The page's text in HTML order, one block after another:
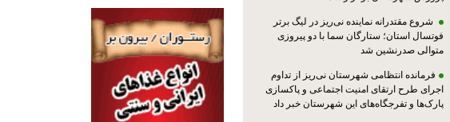
شروع مقتدرانه نماینده نی‌ریز در لیگ برتر
فوتسال استان؛ ستارگان سما با دو پیروزی
متوالی صدرنشین شد
فرمانده انتظامی شهرستان نی‌ریز از تداوم
اجرای طرح ارتقای امنیت اجتماعی و پاکسازی
پارک‌ها و تفرجگاه‌های این شهرستان خبر داد